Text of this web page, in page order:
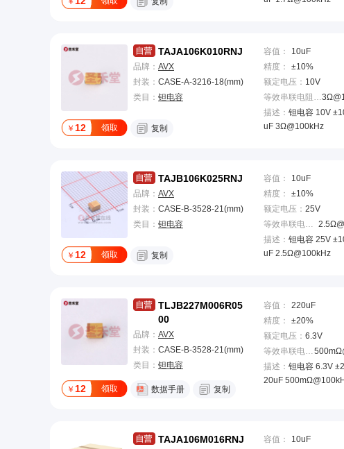
TAJA106K010RNJ
品牌： AVX
封装： CASE-A-3216-18(mm)
类目： 钽电容
￥ 12 领取 复制
容值 ：
10uF
精度：
±10%
额定电压 ： 10V
等效串联电阻(ESR)
：
描述： 钽电容 10V
uF 3Ω@100kHz
TAJB106K025RNJ
品牌： AVX
封装： CASE-B-3528-21(mm)
类目： 钽电容
￥ 12 领取 复制
容值 ：
10uF
精度：
±10%
额定电压 ： 25V
等效串联电阻(ESR)
：
描述： 钽电容 25V
uF 2.5Ω@100kHz
TLJB227M006R05
00
品牌： AVX
封装： CASE-B-3528-21(mm)
类目： 钽电容
￥ 12 领取 数据手册 复制
容值 ：
220uF
精度：
±20%
额定电压 ： 6.3V
等效串联电阻(ESR)
：
描述： 钽电容 6.3V
20uF
TAJA106M016RNJ 容值 ：
10uF